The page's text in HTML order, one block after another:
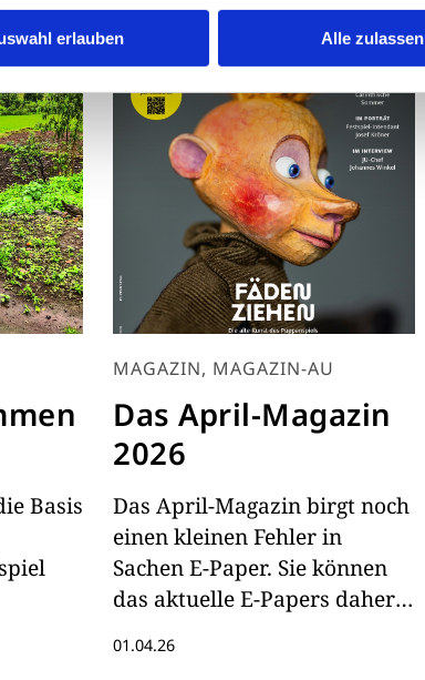
erlauben Alle zulassen
Basis
MAGAZIN, MAGAZIN-AU
Das April-Magazin
2026
Das April-Magazin birgt noch
einen kleinen Fehler in
Sachen E-Paper. Sie können
das aktuelle E-Papers daher
01.04.26